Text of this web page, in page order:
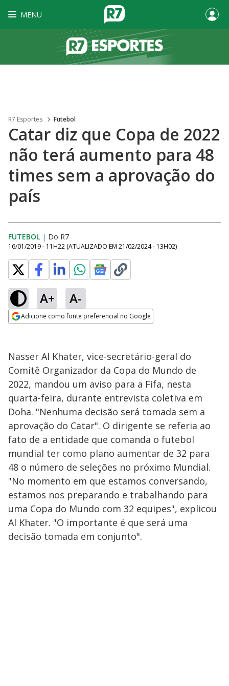
MENU
R7 Esportes Futebol
Catar diz que Copa de 2022
não terá aumento para 48
times sem a aprovação do
país
FUTEBOL | Do R7
16/01/2019 - 11H22 (ATUALIZADO EM 21/02/2024 - 13H02)
A+ A-
Adicione como fonte preferencial no Google
Nasser Al Khater, vice-secretário-geral do
Comitê Organizador da Copa do Mundo de
2022, mandou um aviso para a Fifa, nesta
quarta-feira, durante entrevista coletiva em
Doha. "Nenhuma decisão será tomada sem a
aprovação do Catar". O dirigente se referia ao
fato de a entidade que comanda o futebol
mundial ter como plano aumentar de 32 para
48 o número de seleções no próximo Mundial.
"No momento em que estamos conversando,
estamos nos preparando e trabalhando para
uma Copa do Mundo com 32 equipes", explicou
Al Khater. "O importante é que será uma
decisão tomada em conjunto".